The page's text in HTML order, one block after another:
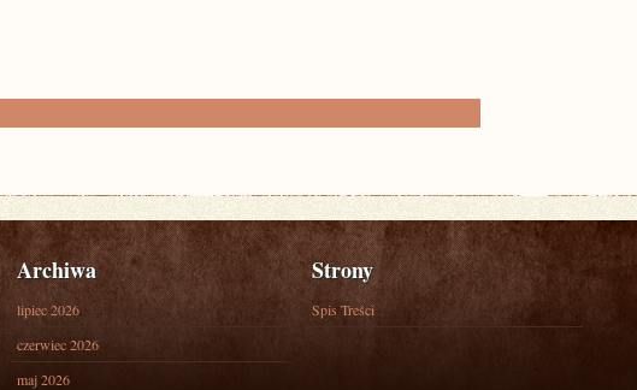
Archiwa
lipiec 2026
czerwiec 2026
maj 2026
Strony
Spis Treści